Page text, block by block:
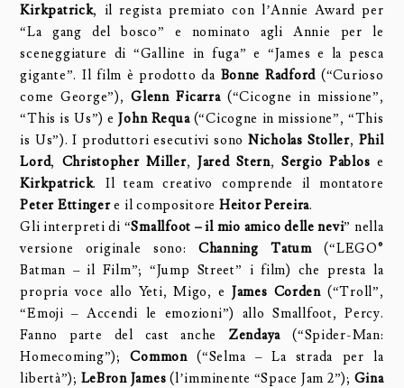
Kirkpatrick, il regista premiato con l’Annie Award per
“La gang del bosco” e nominato agli Annie per le
sceneggiature di “Galline in fuga” e “James e la pesca
gigante”. Il film è prodotto da Bonne Radford (“Curioso
come George”), Glenn Ficarra(“Cicogne in missione”,
“This is Us”) eJohn Requa(“Cicogne in missione”, “This
is Us”). I produttori esecutivi sono Nicholas Stoller, Phil
Lord, Christopher Miller, Jared Stern, Sergio Pablos e
Kirkpatrick. Il team creativo comprende il montatore
Peter Ettingere il compositore Heitor Pereira.
Gli interpreti di “Smallfoot – il mio amico delle nevi” nella
versione originale sono: Channing Tatum(“LEGO®
Batman – il Film”; “Jump Street” i film) che presta la
propria voce allo Yeti, Migo, e James Corden(“Troll”,
“Emoji – Accendi le emozioni”) allo Smallfoot, Percy.
Fanno parte del cast anche Zendaya(“Spider-Man:
Homecoming”);Common(“Selma – La strada per la
libertà”); LeBron James (l’imminente “Space Jam 2”); Gina